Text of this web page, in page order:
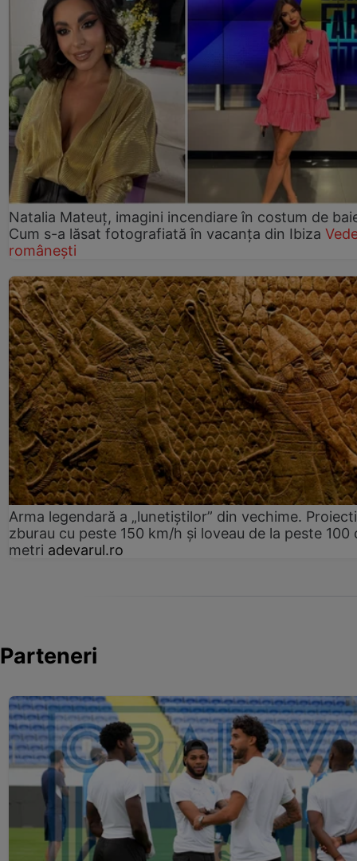
Natalia Mateuț, imagini incendiare în costum de
Cum s-a lăsat fotografiată în vacanța din Ibiza
românești
Arma legendară a „lunetiștilor” din vechime.
zburau cu peste 150 km/h și loveau de la peste 100
metri adevarul.ro
Parteneri